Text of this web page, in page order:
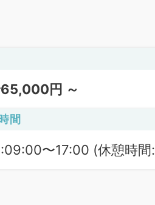
65,000円 ～
間
〜17:00 (休憩時間: